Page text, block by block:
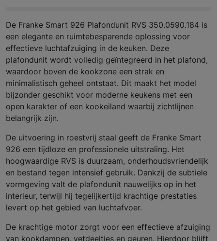
De Franke Smart 926 Plafondunit RVS 350.0590.184 is
een elegante en ruimtebesparende oplossing voor
effectieve luchtafzuiging in de keuken. Deze
plafondunit wordt volledig geïntegreerd in het plafond,
waardoor boven de kookzone een strak en
minimalistisch geheel ontstaat. Dit maakt het model
bijzonder geschikt voor moderne keukens met een
open karakter of een kookeiland waarbij zichtlijnen
belangrijk zijn.
De uitvoering in roestvrij staal geeft de Franke Smart
926 een tijdloze en professionele uitstraling. Het
hoogwaardige RVS is duurzaam, onderhoudsvriendelijk
en bestand tegen intensief gebruik. Dankzij de subtiele
vormgeving valt de plafondunit nauwelijks op in het
interieur, terwijl hij tegelijkertijd krachtige prestaties
levert op het gebied van luchtafvoer.
De krachtige motor zorgt voor een effectieve afzuiging
van kookdampen, vetdeeltjes en geuren. Hierdoor blijft